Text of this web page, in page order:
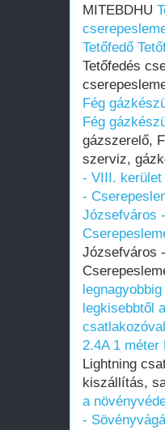
MITEBDHU
Tetőfedő
Tetőfedés
Fég
Fég
gázszerelő,
szerviz,
- VIII. kerület
-
Józsefváros
Józsefváros
legkisebbtől
2.4A 1 méter
Lightning
kiszállítás,
a
-